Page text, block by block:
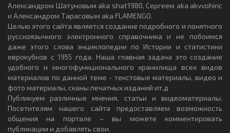
Александром Шатуновым aka shat1980, Сергеем aka akvvohinc
и Александром Тарасовым aka FLAMENGO.
Целью этого сайта является создание подробного и понятного
русскоязычного электронного справочника и не побоимся
даже этого слова энциклопедии по Истории и статистики
еврокубков с 1955 года. Наша главная задача это создание
удобного и многофункционального хранилища всех видов
материалов по данной теме - текстовые материалы, видео и
фото материалы, сканы печатных изданий ит.д
Публикуем различные мнения, статьи и видеоматериалы.
Посетителям нашего сайта предоставляем возможность
общения на портале – вы можете комментировать
публикации и добавлять свои.